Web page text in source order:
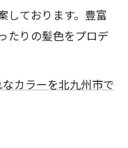
しております。豊富
たりの髪色をプロデ
カラーを北九州市で